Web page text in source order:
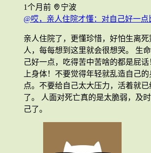
1个月前
宁波
@哎，亲人住院才懂：对自己好一
亲人住院了，更懂珍惜，好怕生离
人，每每想到这里就会很想哭。 生
己好一点，吃得苦中苦啥的都是屁
上身体！不要觉得年轻就乱造自己
点。不要给自己太大压力，活着就
了。 人面对死亡真的是太脆弱，及
己了。